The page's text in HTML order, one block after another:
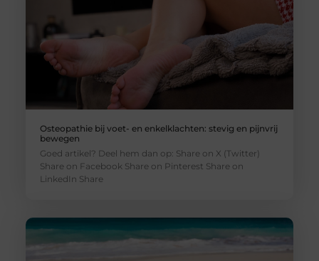
Osteopathie bij voet- en enkelklachten: stevig en pijnvrij
bewegen
Goed artikel? Deel hem dan op: Share on X (Twitter)
Share on Facebook Share on Pinterest Share on
LinkedIn Share